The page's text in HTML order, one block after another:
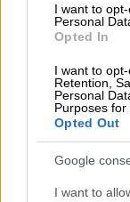
I want to
Personal
Opted In
I want to
Retention,
Personal
Purposes for
Opted Out
Google
I want to
JANNIS